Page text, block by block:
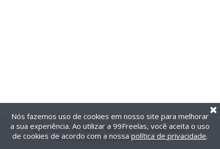
@2014-2026 99Freelas. Todos os direitos reservados.
Termos de uso| Política de privacidade
Nós fazemos uso de cookies em nosso site para melhorar
a sua experiência. Ao utilizar a 99Freelas, você aceita o uso
de cookies de acordo com a nossa política de privacidade.